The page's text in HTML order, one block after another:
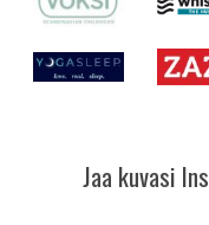
Jaa kuvasi